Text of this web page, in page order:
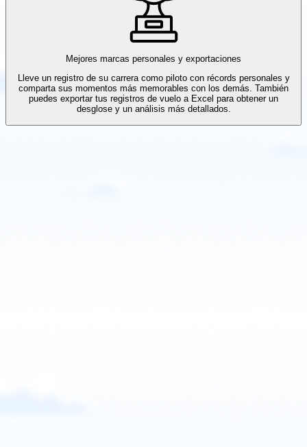
Mejores marcas personales y exportaciones
Lleve un registro de su carrera como piloto con récords personales y
comparta sus momentos más memorables con los demás. También
puedes exportar tus registros de vuelo a Excel para obtener un
desglose y un análisis más detallados.